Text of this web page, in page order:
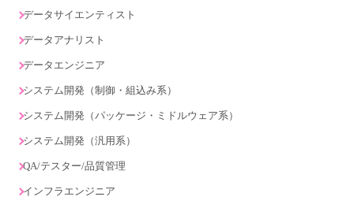
データサイエンティスト
データアナリスト
データエンジニア
システム開発（制御・組込み系）
システム開発（パッケージ・ミドルウェア系）
システム開発（汎用系）
QA/テスター/品質管理
インフラエンジニア